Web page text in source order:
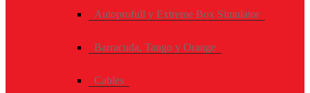
Autoprofull y Extreme Box Simulator
Barracuda, Tango y Orange
Cables